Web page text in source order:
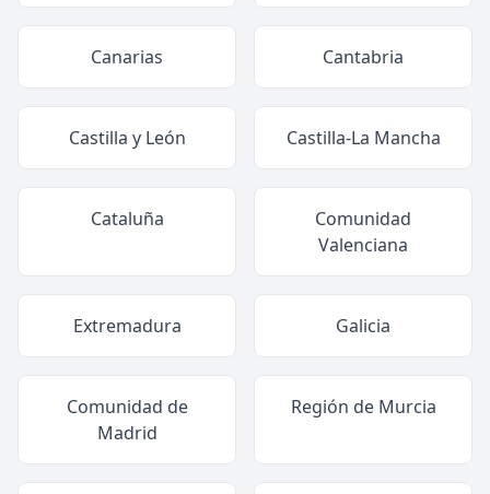
Canarias Cantabria
Castilla y León Castilla-La Mancha
Cataluña
Comunidad
Valenciana
Extremadura Galicia
Comunidad de
Madrid
Región de Murcia